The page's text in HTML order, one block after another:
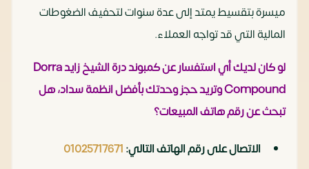
ميسرة بتقسيط يمتد إلى عدة سنوات لتحفيف الضغوطات
المالية التي قد تواجه العملاء.
لو كان لديك أي استفسار عن كمبوند درة الشيخ زايد Dorra
Compound وتريد حجز وحدتك بأفضل انظمة سداد، هل
تبحث عن رقم هاتف المبيعات؟
الاتصال على رقم الهاتف التالي:01025717671